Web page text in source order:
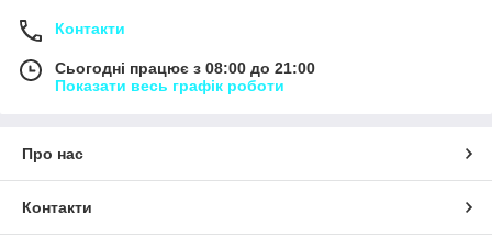
Контакти
Сьогодні працює з 08:00 до 21:00
Показати весь графік роботи
Про нас
Контакти